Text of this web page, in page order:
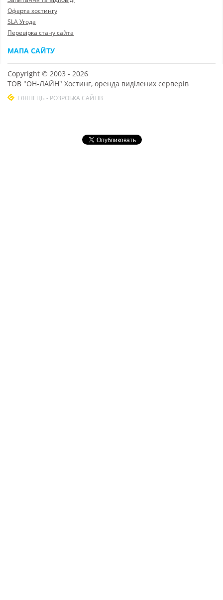
Оферта хостингу
SLA Угода
Перевірка стану сайта
МАПА САЙТУ
Copyright © 2003 - 2026
ТОВ "ОН-ЛАЙН" Хостинг, оренда виділених серверів
ГЛЯНЕЦЬ - РОЗРОБКА САЙТІВ